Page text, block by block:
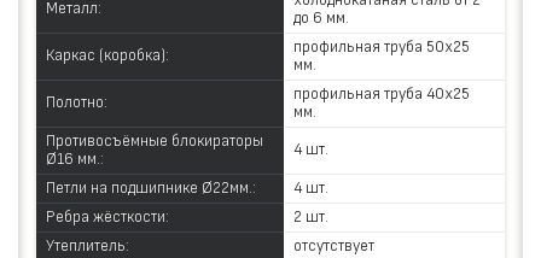
Металл:
до 6 мм.
Каркас (коробка):
профильная труба 50х25
мм.
Полотно:
профильная труба 40х25
мм.
Противосъёмные блокираторы
Ø16 мм.:
4 шт.
Петли на подшипнике Ø22мм.:
4 шт.
Ребра жёсткости:
2 шт.
Утеплитель:
отсутствует